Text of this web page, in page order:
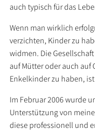
auch typisch für das
Wenn man wirklich
verzichten, Kinder zu
widmen. Die
auf Mütter oder auch auf
Enkelkinder zu haben,
Im Februar 2006 wurde
Unterstützung von
diese professionell und